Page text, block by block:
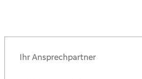
Ihr Ansprechpartner